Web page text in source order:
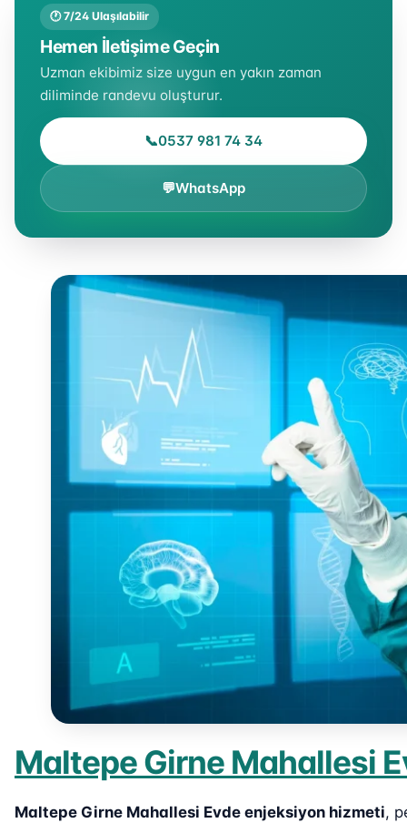
Maltepe Girne Mahallesi
Maltepe Girne Mahallesi Evde enjeksiyon hizmeti,
🕐 7/24 Ulaşılabilir
Hemen İletişime Geçin
Uzman ekibimiz size uygun en yakın zaman
diliminde randevu oluşturur.
📞0537 981 74 34
💬WhatsApp